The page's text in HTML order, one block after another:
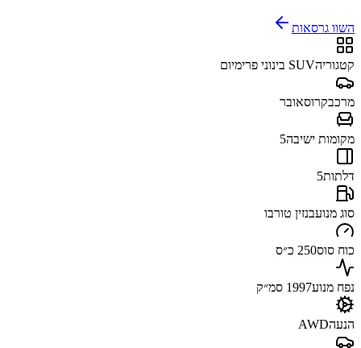
השוו גרסאות
קטגוריהSUV בינוני פרימיום
מרכבקרוסאובר
מקומות ישיבה5
דלתות5
סוג מנועבנזין טורבו
כוח סוס250 כ״ס
נפח מנוע1997 סמ״ק
הנעהAWD